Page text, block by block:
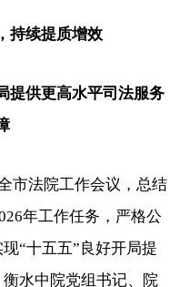
续提质增效
供更高水平司法服务
法院工作会议，总结
年工作任务，严格公
“十五五”良好开局提
水中院党组书记、院